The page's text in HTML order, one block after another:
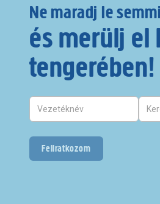
Ne maradj le
és merülj
tengerében!
Feliratkozom